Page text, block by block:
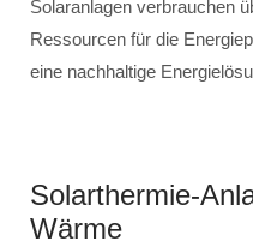
Solaranlagen verbrauchen
Ressourcen für die
eine nachhaltige
Solarthermie-
Wärme